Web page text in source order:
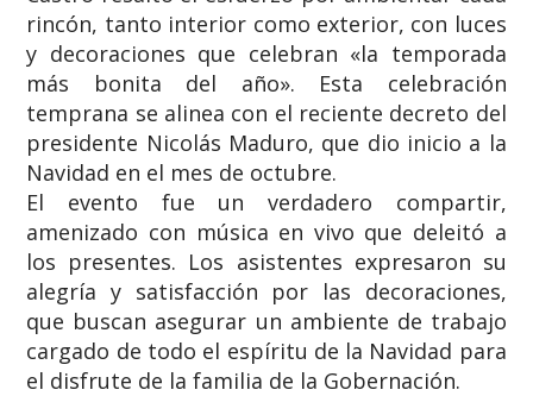
rincón, tanto interior como exterior, con luces
y decoraciones que celebran «la temporada
más bonita del año». Esta celebración
temprana se alinea con el reciente decreto del
presidente Nicolás Maduro, que dio inicio a la
Navidad en el mes de octubre.
​El evento fue un verdadero compartir,
amenizado con música en vivo que deleitó a
los presentes. Los asistentes expresaron su
alegría y satisfacción por las decoraciones,
que buscan asegurar un ambiente de trabajo
cargado de todo el espíritu de la Navidad para
el disfrute de la familia de la Gobernación.